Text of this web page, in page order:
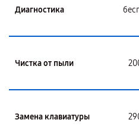
Диагностика
Чистка от пыли
Замена клавиатуры